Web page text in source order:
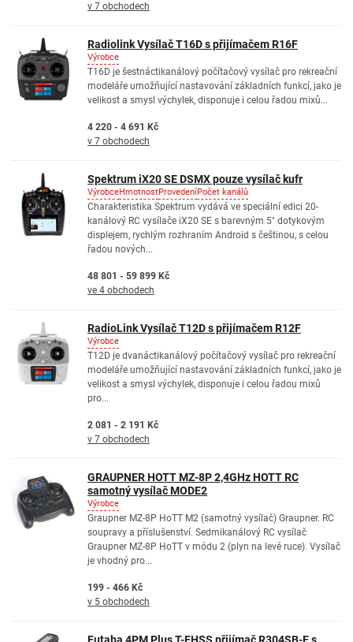
v 7 obchodech
Radiolink Vysílač T16D s přijímačem R16F
Výrobce
T16D je šestnáctikanálový počítačový vysílač pro rekreační
modeláře umožňující nastavování základních funkcí, jako je
velikost a smysl výchylek, disponuje i celou řadou mixů...
4 220 - 4 691 Kč
v 7 obchodech
Spektrum iX20 SE DSMX pouze vysílač kufr
VýrobceHmotnostProvedeníPočet kanálů
Charakteristika Spektrum vydává ve speciální edici 20-
kanálový RC vysílače iX20 SE s barevným 5" dotykovým
displejem, rychlým rozhraním Android s češtinou, s celou
řadou nových...
48 801 - 59 899 Kč
ve 4 obchodech
RadioLink Vysílač T12D s přijímačem R12F
Výrobce
T12D je dvanáctikanálový počítačový vysílač pro rekreační
modeláře umožňující nastavování základních funkcí, jako je
velikost a smysl výchylek, disponuje i celou řadou mixů
pro...
2 081 - 2 191 Kč
v 7 obchodech
GRAUPNER HOTT MZ-8P 2,4GHz HOTT RC
samotný vysílač MODE2
Výrobce
Graupner MZ-8P HoTT M2 (samotný vysílač) Graupner. RC
soupravy a příslušenství. Sedmikanálový RC vysílač
Graupner MZ-8P HoTT v módu 2 (plyn na levé ruce). Vysílač
je vhodný pro...
199 - 466 Kč
v 5 obchodech